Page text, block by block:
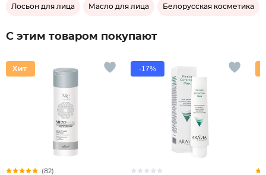
Лосьон для лица Масло для лица Белорусская косметика
С этим товаром покупают
(82)
-17%